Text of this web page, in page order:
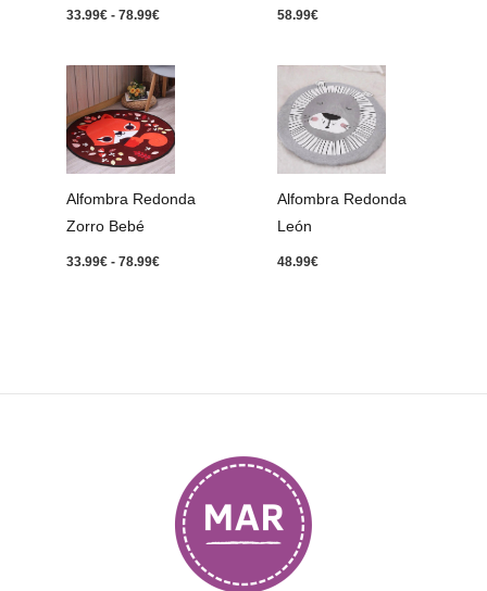
33.99€ - 78.99€ 58.99€
Alfombra Redonda
Zorro Bebé
33.99€ - 78.99€
Rango
de
precios:
desde
33.99€
hasta
78.99€
Alfombra Redonda
León
48.99€